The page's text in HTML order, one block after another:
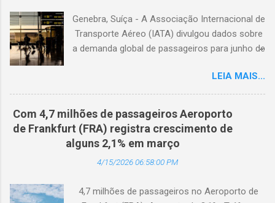
Genebra, Suíça - A Associação Internacional de
Transporte Aéreo (IATA) divulgou dados sobre
a demanda global de passageiros para junho de
passageiros-quilômetro pagos (RPK), caiu 1,7%
em comparação com junho de 2025. Excluindo
o Oriente Médio, a demanda diminuiu 0,6%. A
capacidade total, medida em assentos-
quilômetro disponíveis (ASK), diminuiu 1,3% em
relação ao ano anterior. A taxa de ocupação foi
de 84,2% (-0,4 ponto percentual em
internacional caiu 0,9% em comparação com
LEIA MAIS...
Com 4,7 milhões de passageiros Aeroporto
de Frankfurt (FRA) registra crescimento de
alguns 2,1% em março
4/15/2026 06:58:00 PM
4,7 milhões de passageiros no Aeroporto de